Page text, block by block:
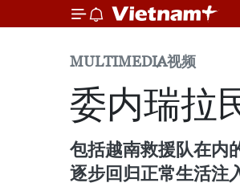
MULTIMEDIA视频
委内瑞拉
包括越南救援队在内
逐步回归正常生活注